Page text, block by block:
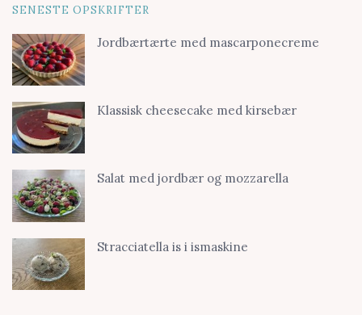
SENESTE OPSKRIFTER
Jordbærtærte med mascarponecreme
Klassisk cheesecake med kirsebær
Salat med jordbær og mozzarella
Stracciatella is i ismaskine